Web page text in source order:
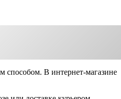
способом. В интернет-магазине